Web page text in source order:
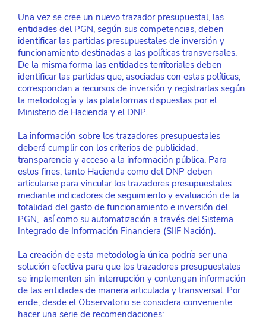
Una vez se cree un nuevo trazador presupuestal, las
entidades del PGN, según sus competencias, deben
identificar las partidas presupuestales de inversión y
funcionamiento destinadas a las políticas transversales.
De la misma forma las entidades territoriales deben
identificar las partidas que, asociadas con estas políticas,
correspondan a recursos de inversión y registrarlas según
la metodología y las plataformas dispuestas por el
Ministerio de Hacienda y el DNP.
La información sobre los trazadores presupuestales
deberá cumplir con los criterios de publicidad,
transparencia y acceso a la información pública. Para
estos fines, tanto Hacienda como del DNP deben
articularse para vincular los trazadores presupuestales
mediante indicadores de seguimiento y evaluación de la
totalidad del gasto de funcionamiento e inversión del
PGN,  así como su automatización a través del Sistema
Integrado de Información Financiera (SIIF Nación).
La creación de esta metodología única podría ser una
solución efectiva para que los trazadores presupuestales
se implementen sin interrupción y contengan información
de las entidades de manera articulada y transversal. Por
ende, desde el Observatorio se considera conveniente
hacer una serie de recomendaciones: